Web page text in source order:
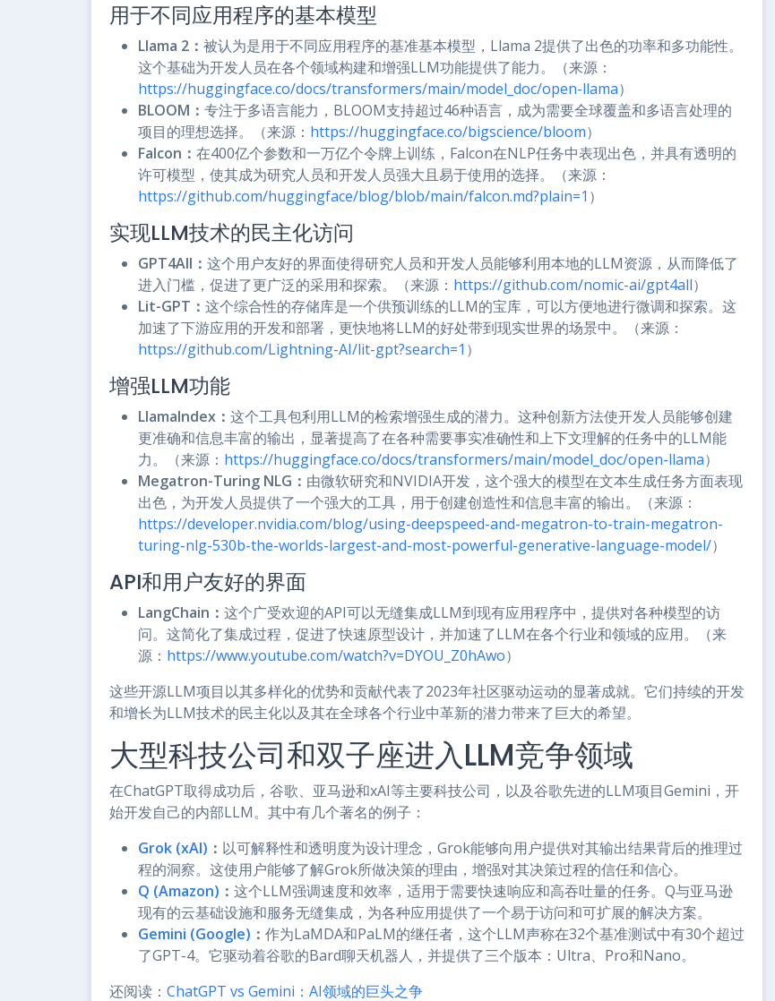
用于不同应用程序的基本模型
Llama 2： 被认为是用于不同应用程序的基准基本模型，Llama 2提供了出色的功率和多功能性。
这个基础为开发人员在各个领域构建和增强LLM功能提供了能力。（来源：
https://huggingface.co/docs/transformers/main/model_doc/open-llama）
BLOOM： 专注于多语言能力，BLOOM支持超过46种语言，成为需要全球覆盖和多语言处理的
项目的理想选择。（来源： https://huggingface.co/bigscience/bloom）
Falcon： 在400亿个参数和一万亿个令牌上训练，Falcon在NLP任务中表现出色，并具有透明的
许可模型，使其成为研究人员和开发人员强大且易于使用的选择。（来源：
https://github.com/huggingface/blog/blob/main/falcon.md?plain=1 ）
实现LLM技术的民主化访问
GPT4All： 这个用户友好的界面使得研究人员和开发人员能够利用本地的LLM资源，从而降低了
进入门槛，促进了更广泛的采用和探索。（来源： https://github.com/nomic-ai/gpt4all）
Lit-GPT： 这个综合性的存储库是一个供预训练的LLM的宝库，可以方便地进行微调和探索。这
加速了下游应用的开发和部署，更快地将LLM的好处带到现实世界的场景中。（来源：
https://github.com/Lightning-AI/lit-gpt?search=1 ）
增强LLM功能
LlamaIndex： 这个工具包利用LLM的检索增强生成的潜力。这种创新方法使开发人员能够创建
更准确和信息丰富的输出，显著提高了在各种需要事实准确性和上下文理解的任务中的LLM能
力。（来源： https://huggingface.co/docs/transformers/main/model_doc/open-llama）
Megatron-Turing NLG： 由微软研究和NVIDIA开发，这个强大的模型在文本生成任务方面表现
出色，为开发人员提供了一个强大的工具，用于创建创造性和信息丰富的输出。（来源：
https://developer.nvidia.com/blog/using-deepspeed-and-megatron-to-train-megatron-
turing-nlg-530b-the-worlds-largest-and-most-powerful-generative-language-model/）
API和用户友好的界面
LangChain： 这个广受欢迎的API可以无缝集成LLM到现有应用程序中，提供对各种模型的访
问。这简化了集成过程，促进了快速原型设计，并加速了LLM在各个行业和领域的应用。（来
源： https://www.youtube.com/watch?v=DYOU_Z0hAwo）
这些开源LLM项目以其多样化的优势和贡献代表了2023年社区驱动运动的显著成就。它们持续的开发
和增长为LLM技术的民主化以及其在全球各个行业中革新的潜力带来了巨大的希望。
大型科技公司和双子座进入LLM竞争领域
在ChatGPT取得成功后，谷歌、亚马逊和xAI等主要科技公司，以及谷歌先进的LLM项目Gemini，开
始开发自己的内部LLM。其中有几个著名的例子：
Grok (xAI) ： 以可解释性和透明度为设计理念，Grok能够向用户提供对其输出结果背后的推理过
程的洞察。这使用户能够了解Grok所做决策的理由，增强对其决策过程的信任和信心。
Q (Amazon) ： 这个LLM强调速度和效率，适用于需要快速响应和高吞吐量的任务。Q与亚马逊
现有的云基础设施和服务无缝集成，为各种应用提供了一个易于访问和可扩展的解决方案。
Gemini (Google) ： 作为LaMDA和PaLM的继任者，这个LLM声称在32个基准测试中有30个超过
了GPT-4。它驱动着谷歌的Bard聊天机器人，并提供了三个版本：Ultra、Pro和Nano。
还阅读： ChatGPT vs Gemini：AI领域的巨头之争